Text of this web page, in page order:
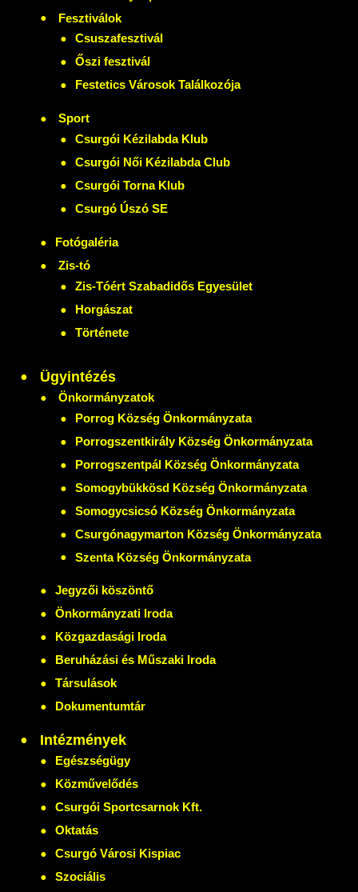
Fesztiválok
Csuszafesztivál
Őszi fesztivál
Festetics Városok Találkozója
Sport
Csurgói Kézilabda Klub
Csurgói Női Kézilabda Club
Csurgói Torna Klub
Csurgó Úszó SE
Fotógaléria
Zis-tó
Zis-Tóért Szabadidős Egyesület
Horgászat
Története
Ügyintézés
Önkormányzatok
Porrog Község Önkormányzata
Porrogszentkirály Község Önkormányzata
Porrogszentpál Község Önkormányzata
Somogybükkösd Község Önkormányzata
Somogycsicsó Község Önkormányzata
Csurgónagymarton Község Önkormányzata
Szenta Község Önkormányzata
Jegyzői köszöntő
Önkormányzati Iroda
Közgazdasági Iroda
Beruházási és Műszaki Iroda
Társulások
Dokumentumtár
Intézmények
Egészségügy
Közművelődés
Csurgói Sportcsarnok Kft.
Oktatás
Csurgó Városi Kispiac
Szociális